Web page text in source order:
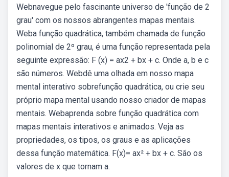
Webnavegue pelo fascinante universo de 'função de 2
grau' com os nossos abrangentes mapas mentais.
Weba função quadrática, também chamada de função
polinomial de 2º grau, é uma função representada pela
seguinte expressão: F (x) = ax2 + bx + c. Onde a, b e c
são números. Webdê uma olhada em nosso mapa
mental interativo sobrefunção quadrática, ou crie seu
próprio mapa mental usando nosso criador de mapas
mentais. Webaprenda sobre função quadrática com
mapas mentais interativos e animados. Veja as
propriedades, os tipos, os graus e as aplicações
dessa função matemática. F(x)= ax² + bx + c. São os
valores de x que tornam a.